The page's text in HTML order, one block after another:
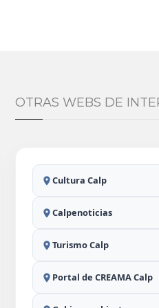
OTRAS WEBS DE
Cultura Calp
Calpenoticias
Turismo Calp
Portal de CREAMA Calp